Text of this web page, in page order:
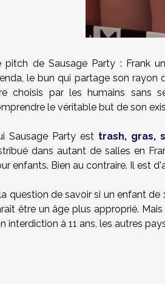
pitch de Sausage Party : Frank
le bun qui partage son rayon
choisis par les humains sans
le véritable but de son
Sausage Party est trash, gras,
dans autant de salles en
enfants. Bien au contraire. Il est
question de savoir si un enfant de
être un âge plus approprié.
interdiction à 11 ans, les autres